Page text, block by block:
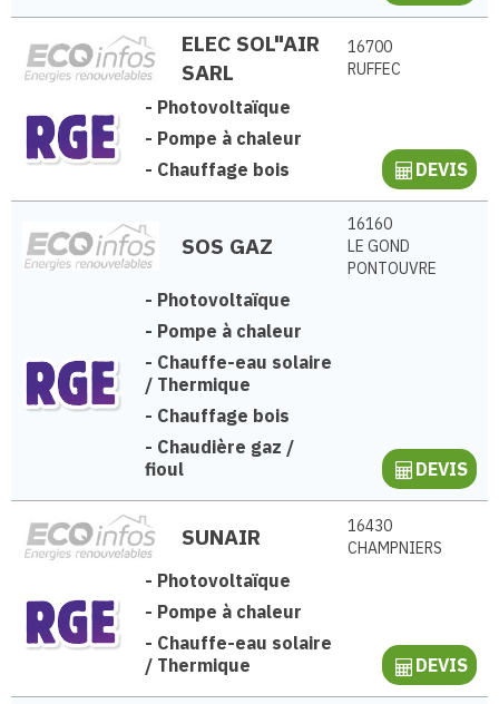
ELEC SOL"AIR
SARL
16700
RUFFEC
- Photovoltaïque
- Pompe à chaleur
- Chauffage bois DEVIS
SOS GAZ
16160
LE GOND
PONTOUVRE
- Photovoltaïque
- Pompe à chaleur
- Chauffe-eau solaire
/ Thermique
- Chauffage bois
- Chaudière gaz /
fioul
DEVIS
SUNAIR
16430
CHAMPNIERS
- Photovoltaïque
- Pompe à chaleur
- Chauffe-eau solaire
/ Thermique
DEVIS